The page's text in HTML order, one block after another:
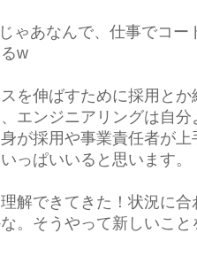
ゃあなんで、仕事でコ
w
を伸ばすために採用と
エンジニアリングは自
が採用や事業責任者が
っぱいいると思います。
解できてきた！状況に
。そうやって新しいこ